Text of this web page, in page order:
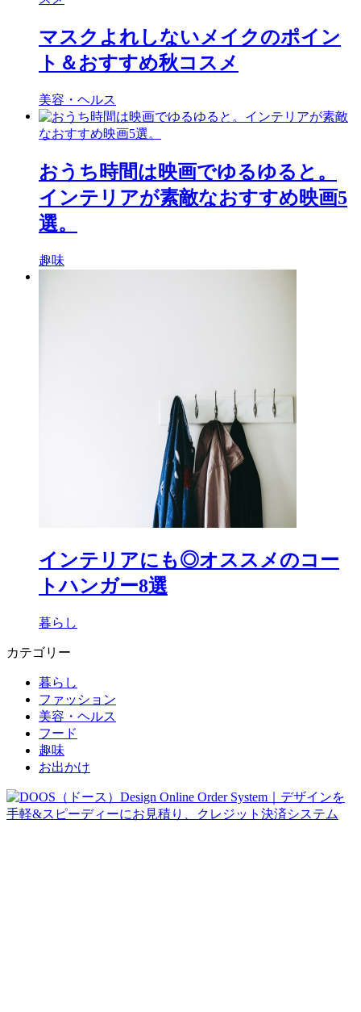
マスクよれしないメイクのポイン
ト＆おすすめ秋コスメ
美容・ヘルス
おうち時間は映画でゆるゆると。
インテリアが素敵なおすすめ映画5
選。
趣味
インテリアにも◎オススメのコー
トハンガー8選
暮らし
カテゴリー
暮らし
ファッション
美容・ヘルス
フード
趣味
お出かけ